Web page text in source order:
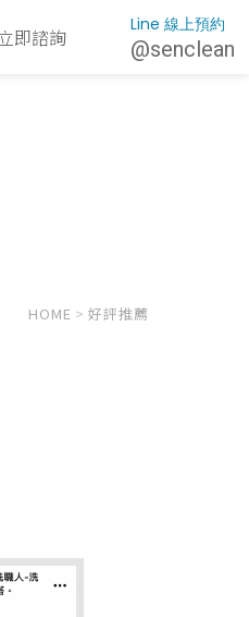
即諮詢
Line 線上預約
@senclean
HOME > 好評推薦